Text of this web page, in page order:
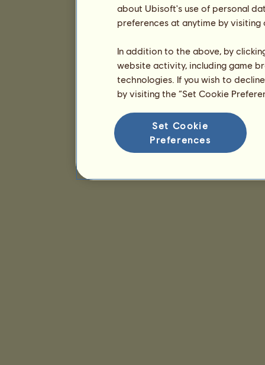
about Ubisoft's use of personal
preferences at anytime by
In addition to the above, by
website activity, including game
technologies. If you wish to
by visiting the “Set Cookie
Set Cookie
Preferences